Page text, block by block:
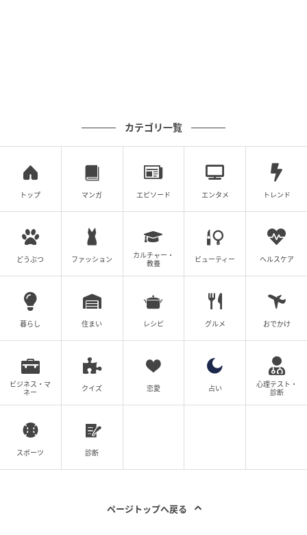
ります。配信終了の話題をきっかけに見返すと、笑え
るキャラクターだったのだめが、自分の才能と真正面
から向き合う姿がより深く響きます。
器用”なのだめ
上野樹里さんの名演は、『のだめカンタービレ』シリ
ーズの魅力を支える大きな柱です。上野さんは1986年
5月25日生まれで、前編公開時は23歳でした。
野田恵というピアニストを、奇抜なキャラクターとし
てだけでなく、音楽に救われ音楽に追い詰められる若
い女性として演じました。 のだめは、普段は独特な言
葉遣いや行動で周囲を振り回しますが、千秋を見つけ
ると一気に距離を詰め甘えるようにまとわりつきま
す。
しかし、ピアノの前に座ると空気が変わります。上野
替えることで、のだめの天才性と危うさ
カテゴリ一覧
トップ マンガ エピソード エンタメ トレンド
どうぶつ ファッション
カルチャー・
教養
ビューティー ヘルスケア
暮らし 住まい レシピ グルメ おでかけ
ビジネス・マ
ネー
クイズ 恋愛 占い
心理テスト・
診断
スポーツ 診断
ページトップへ戻る